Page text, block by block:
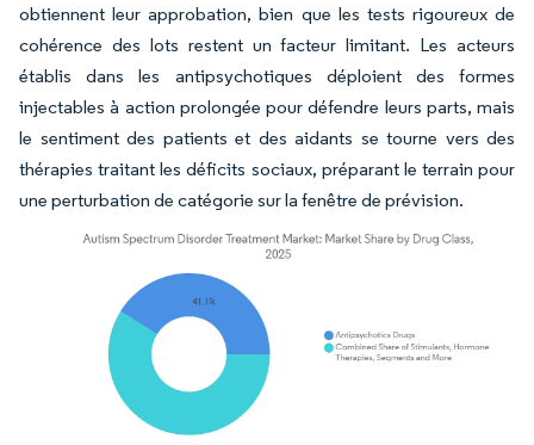
obtiennent leur approbation, bien que les tests rigoureux de
cohérence des lots restent un facteur limitant. Les acteurs
établis dans les antipsychotiques déploient des formes
injectables à action prolongée pour défendre leurs parts, mais
le sentiment des patients et des aidants se tourne vers des
thérapies traitant les déficits sociaux, préparant le terrain pour
une perturbation de catégorie sur la fenêtre de prévision.